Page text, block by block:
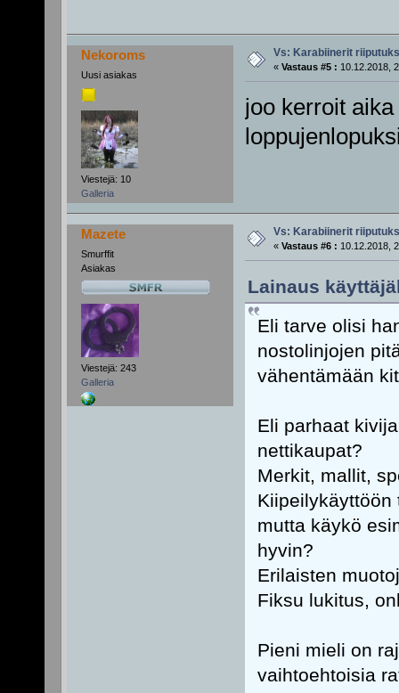
Nekoroms
Uusi asiakas
Viestejä: 10
Galleria
Vs: Karabiinerit
« Vastaus #5 : 10.12.2018,
joo kerroit
Mazete
Smurffit
Asiakas
Viestejä: 243
Galleria
Vs: Karabiinerit
« Vastaus #6 : 10.12.2018,
Lainaus
Eli tarve olisi
nostolinjojen
vähentämään
Eli parhaat
nettikaupat?
Merkit, mallit,
Kiipeilykäyttöön
mutta käykö
hyvin?
Erilaisten
Fiksu lukitus,
Pieni mieli on
vaihtoehtoisia